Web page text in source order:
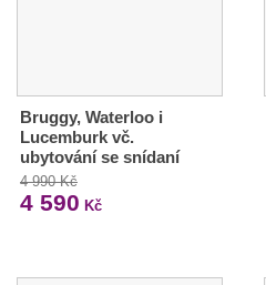
Bruggy, Waterloo i
Lucemburk vč.
ubytování se snídaní
4 990 Kč
4 590 Kč